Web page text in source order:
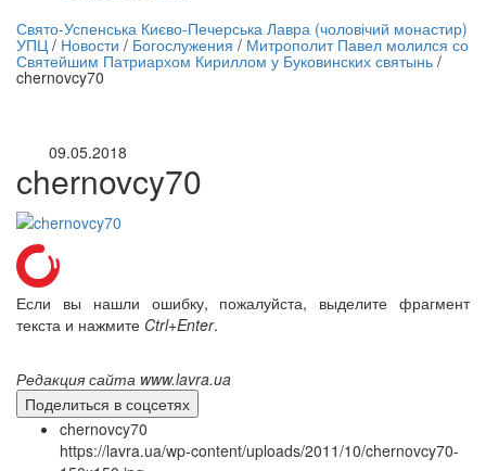
трансляция | 12 сентября
трансляции
Свято-Успенська Києво-Печерська Лавра (чоловічий монастир)
УПЦ / Новости / Богослужения / Митрополит Павел молился со
Святейшим Патриархом Кириллом у Буковинских святынь /
chernovcy70
09.05.2018
chernovcy70
Если вы нашли ошибку, пожалуйста, выделите фрагмент
текста и нажмите Ctrl+Enter.
Редакция сайта www.lavra.ua
Поделиться в соцсетях
chernovcy70
https://lavra.ua/wp-content/uploads/2011/10/chernovcy70-